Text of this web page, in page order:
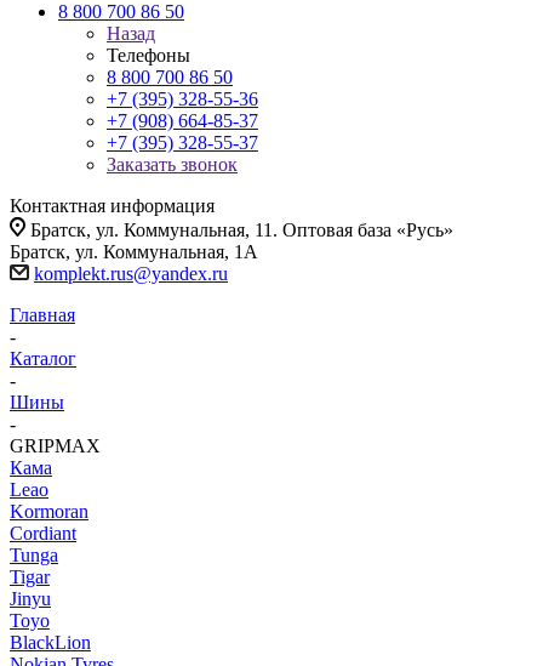
8 800 700 86 50
Назад
Телефоны
8 800 700 86 50
+7 (395) 328-55-36
+7 (908) 664-85-37
+7 (395) 328-55-37
Заказать звонок
Контактная информация
Братск, ул. Коммунальная, 11. Оптовая база «Русь»
Братск, ул. Коммунальная, 1А
komplekt.rus@yandex.ru
Главная
-
Каталог
-
Шины
-
GRIPMAX
Кама
Leao
Kormoran
Cordiant
Tunga
Tigar
Jinyu
Toyo
BlackLion